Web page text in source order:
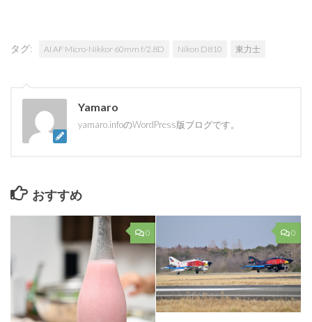
タグ: AI AF Micro-Nikkor 60mm f/2.8D Nikon D810 東力士
Yamaro
yamaro.infoのWordPress版ブログです。
おすすめ
0 0